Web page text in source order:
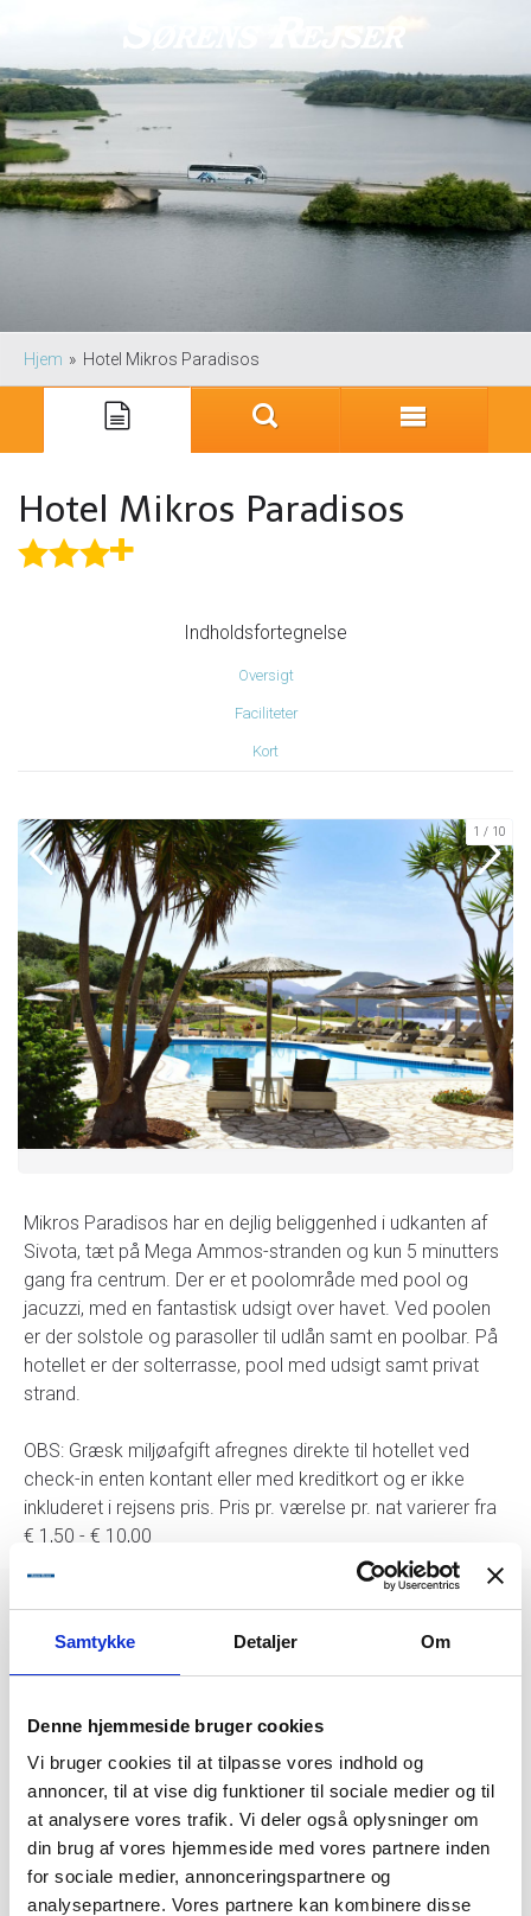
Samtykke Detaljer Om
Denne hjemmeside bruger cookies
Vi bruger cookies til at tilpasse vores indhold og
annoncer, til at vise dig funktioner til sociale medier og til
at analysere vores trafik. Vi deler også oplysninger om
din brug af vores hjemmeside med vores partnere inden
for sociale medier, annonceringspartnere og
analysepartnere. Vores partnere kan kombinere disse
Hjem » Hotel Mikros Paradisos
Hotel Mikros Paradisos
★★★
Indholdsfortegnelse
Oversigt
Faciliteter
Kort
1 10
Mikros Paradisos har en dejlig beliggenhed i udkanten af
Sivota, tæt på Mega Ammos-stranden og kun 5 minutters
gang fra centrum. Der er et poolområde med pool og
jacuzzi, med en fantastisk udsigt over havet. Ved poolen
er der solstole og parasoller til udlån samt en poolbar. På
hotellet er der solterrasse, pool med udsigt samt privat
strand.
OBS: Græsk miljøafgift afregnes direkte til hotellet ved
check-in enten kontant eller med kreditkort og er ikke
inkluderet i rejsens pris. Pris pr. værelse pr. nat varierer fra
€ 1,50 - € 10,00
Faciliteter
Døgnåben reception
Ja
Gratis wi-fi
Ja
Hårtørrer
Ja
Kabel/satellit-tv